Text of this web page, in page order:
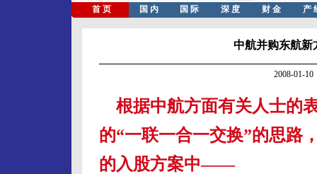
中航并购东航新
2008-01-
根据中航方面有关人士的
的“一联一合一交换”的思路
的入股方案中——